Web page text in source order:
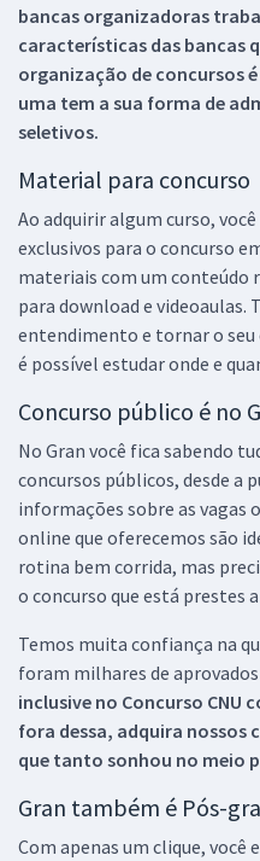
bancas organizadoras
características das bancas
organização de concursos
uma tem a sua forma de
seletivos.
Material para concurso
Ao adquirir algum curso,
exclusivos para o concurso
materiais com um conteúdo
para download e videoaulas.
entendimento e tornar o
é possível estudar onde e
Concurso público é no
No Gran você fica sabendo
concursos públicos, desde a
informações sobre as vagas
online que oferecemos são
rotina bem corrida, mas
o concurso que está prestes
Temos muita confiança na
foram milhares de
inclusive no Concurso CNU
fora dessa, adquira nossos
que tanto sonhou no meio
Gran também é Pós-
Com apenas um clique, você